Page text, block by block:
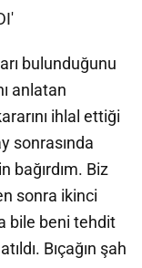
bulunduğunu
anlatan
ihlal ettiği
sonrasında
bağırdım. Biz
sonra ikinci
bile beni tehdit
Bıçağın şah